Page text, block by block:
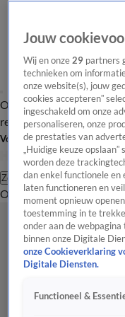
Overzicht Laatste nieuws
redactie
Volg Hart van Nederland
Zoeken
OverzichtRegio
Jouw
Wij en onze29 partners
technieken om
onze website(s), jouw
cookies accepteren”
ingeschakeld om onze
personaliseren, onze
de prestaties van
„Huidige keuze
worden deze
dan enkel functionele en
laten functioneren en
moment opnieuw
toestemming in te
onder aan de webpagina
binnen onze Digitale
onze Cookieverklaring
Digitale Diensten.
Functioneel &